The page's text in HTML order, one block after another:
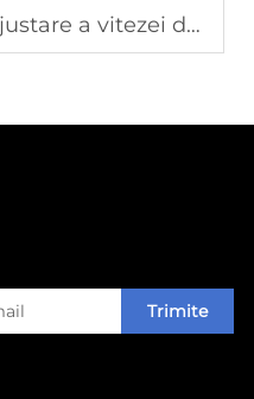
pentru mașinile de fabricat cutii pentru hamburgeri
Trimite